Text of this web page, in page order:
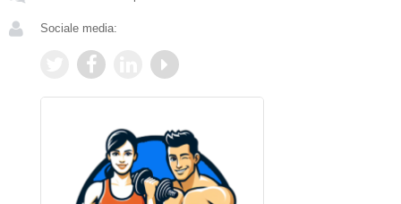
Sociale media: